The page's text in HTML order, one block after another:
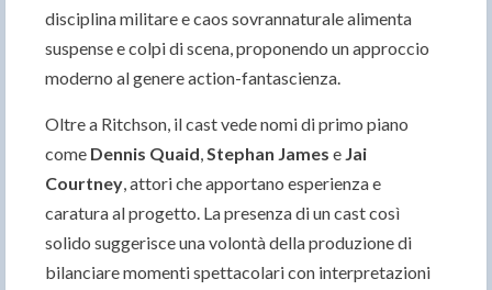
disciplina militare e caos sovrannaturale alimenta
suspense e colpi di scena, proponendo un approccio
moderno al genere action-fantascienza.
Oltre a Ritchson, il cast vede nomi di primo piano
come Dennis Quaid,Stephan James e Jai
Courtney, attori che apportano esperienza e
caratura al progetto. La presenza di un cast così
solido suggerisce una volontà della produzione di
bilanciare momenti spettacolari con interpretazioni